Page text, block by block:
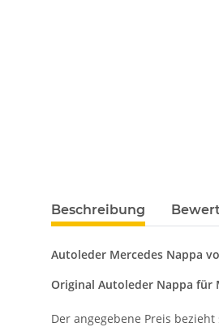
Beschreibung
Autoleder Mercedes Nappa
Original Autoleder Nappa für
Der angegebene Preis